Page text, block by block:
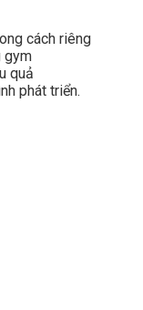
cách riêng
gym
quả
phát triển.